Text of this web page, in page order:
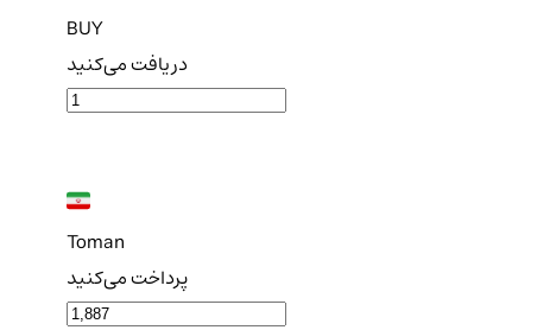
BUY
دریافت می‌کنید
Toman
پرداخت می‌کنید